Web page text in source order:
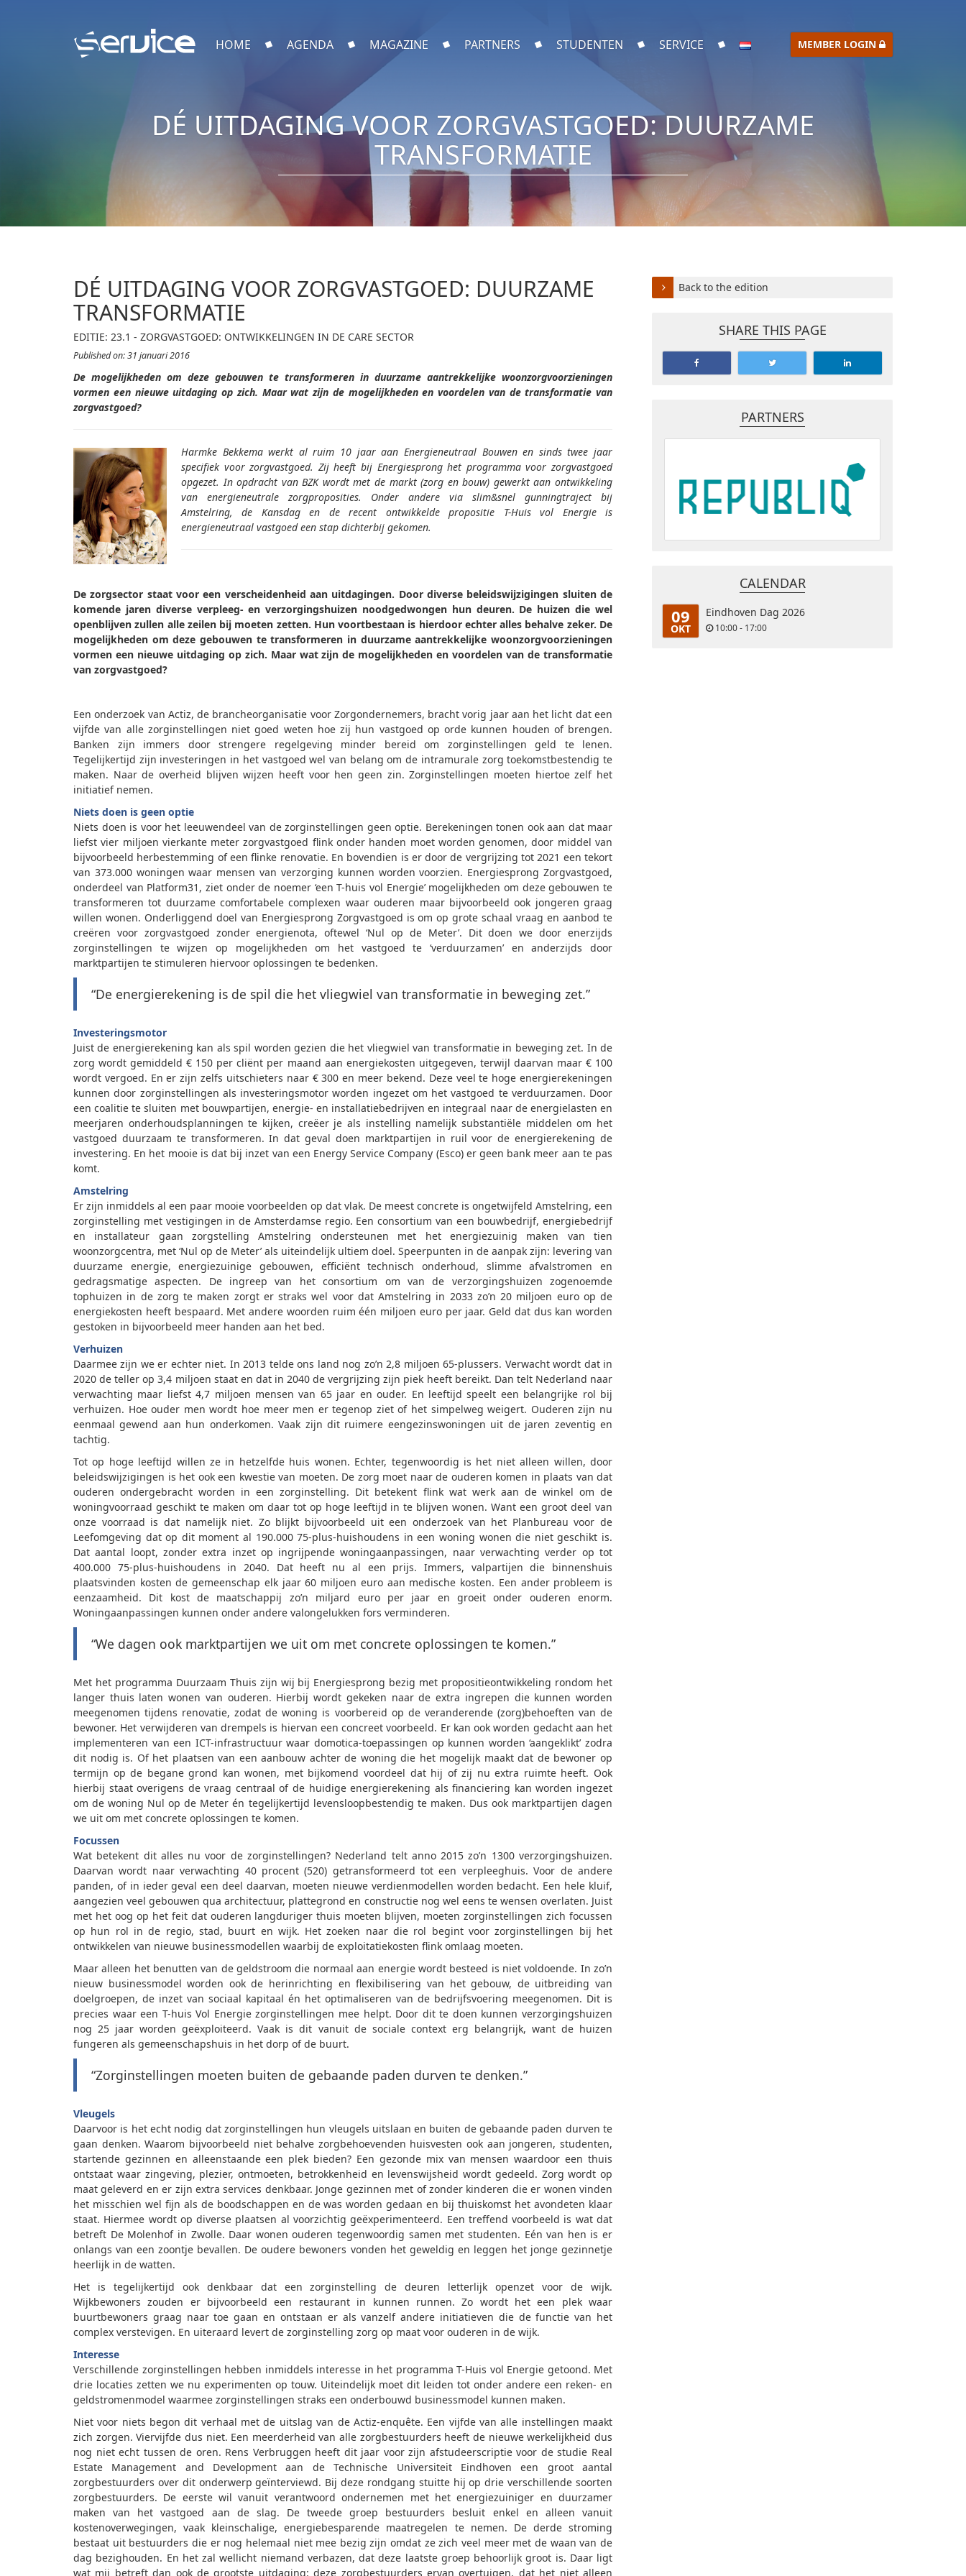
HOME AGENDA MAGAZINE PARTNERS STUDENTEN SERVICE MEMBER LOGIN
DÉ UITDAGING VOOR ZORGVASTGOED: DUURZAME
TRANSFORMATIE
DÉ UITDAGING VOOR ZORGVASTGOED: DUURZAME
TRANSFORMATIE
EDITIE: 23.1 - ZORGVASTGOED: ONTWIKKELINGEN IN DE CARE SECTOR
Published on: 31 januari 2016
De mogelijkheden om deze gebouwen te transformeren in duurzame aantrekkelijke woonzorgvoorzieningen
vormen een nieuwe uitdaging op zich. Maar wat zijn de mogelijkheden en voordelen van de transformatie van
zorgvastgoed?
Harmke Bekkema werkt al ruim 10 jaar aan Energieneutraal Bouwen en sinds twee jaar
specifiek voor zorgvastgoed. Zij heeft bij Energiesprong het programma voor zorgvastgoed
opgezet. In opdracht van BZK wordt met de markt (zorg en bouw) gewerkt aan ontwikkeling
van energieneutrale zorgproposities. Onder andere via slim&snel gunningtraject bij
Amstelring, de Kansdag en de recent ontwikkelde propositie T-Huis vol Energie is
energieneutraal vastgoed een stap dichterbij gekomen.
De zorgsector staat voor een verscheidenheid aan uitdagingen. Door diverse beleidswijzigingen sluiten de
komende jaren diverse verpleeg- en verzorgingshuizen noodgedwongen hun deuren. De huizen die wel
openblijven zullen alle zeilen bij moeten zetten. Hun voortbestaan is hierdoor echter alles behalve zeker. De
mogelijkheden om deze gebouwen te transformeren in duurzame aantrekkelijke woonzorgvoorzieningen
vormen een nieuwe uitdaging op zich. Maar wat zijn de mogelijkheden en voordelen van de transformatie
van zorgvastgoed?
Een onderzoek van Actiz, de brancheorganisatie voor Zorgondernemers, bracht vorig jaar aan het licht dat een
vijfde van alle zorginstellingen niet goed weten hoe zij hun vastgoed op orde kunnen houden of brengen.
Banken zijn immers door strengere regelgeving minder bereid om zorginstellingen geld te lenen.
Tegelijkertijd zijn investeringen in het vastgoed wel van belang om de intramurale zorg toekomstbestendig te
maken. Naar de overheid blijven wijzen heeft voor hen geen zin. Zorginstellingen moeten hiertoe zelf het
initiatief nemen.
Niets doen is geen optie
Niets doen is voor het leeuwendeel van de zorginstellingen geen optie. Berekeningen tonen ook aan dat maar
liefst vier miljoen vierkante meter zorgvastgoed flink onder handen moet worden genomen, door middel van
bijvoorbeeld herbestemming of een flinke renovatie. En bovendien is er door de vergrijzing tot 2021 een tekort
van 373.000 woningen waar mensen van verzorging kunnen worden voorzien. Energiesprong Zorgvastgoed,
onderdeel van Platform31, ziet onder de noemer ‘een T-huis vol Energie’ mogelijkheden om deze gebouwen te
transformeren tot duurzame comfortabele complexen waar ouderen maar bijvoorbeeld ook jongeren graag
willen wonen. Onderliggend doel van Energiesprong Zorgvastgoed is om op grote schaal vraag en aanbod te
creëren voor zorgvastgoed zonder energienota, oftewel ‘Nul op de Meter’. Dit doen we door enerzijds
zorginstellingen te wijzen op mogelijkheden om het vastgoed te ‘verduurzamen’ en anderzijds door
marktpartijen te stimuleren hiervoor oplossingen te bedenken.
“De energierekening is de spil die het vliegwiel van transformatie in beweging zet.”
Investeringsmotor
Juist de energierekening kan als spil worden gezien die het vliegwiel van transformatie in beweging zet. In de
zorg wordt gemiddeld € 150 per cliënt per maand aan energiekosten uitgegeven, terwijl daarvan maar € 100
wordt vergoed. En er zijn zelfs uitschieters naar € 300 en meer bekend. Deze veel te hoge energierekeningen
kunnen door zorginstellingen als investeringsmotor worden ingezet om het vastgoed te verduurzamen. Door
een coalitie te sluiten met bouwpartijen, energie- en installatiebedrijven en integraal naar de energielasten en
meerjaren onderhoudsplanningen te kijken, creëer je als instelling namelijk substantiële middelen om het
vastgoed duurzaam te transformeren. In dat geval doen marktpartijen in ruil voor de energierekening de
investering. En het mooie is dat bij inzet van een Energy Service Company (Esco) er geen bank meer aan te pas
komt.
Amstelring
Er zijn inmiddels al een paar mooie voorbeelden op dat vlak. De meest concrete is ongetwijfeld Amstelring, een
zorginstelling met vestigingen in de Amsterdamse regio. Een consortium van een bouwbedrijf, energiebedrijf
en installateur gaan zorgstelling Amstelring ondersteunen met het energiezuinig maken van tien
woonzorgcentra, met ‘Nul op de Meter’ als uiteindelijk ultiem doel. Speerpunten in de aanpak zijn: levering van
duurzame energie, energiezuinige gebouwen, efficiënt technisch onderhoud, slimme afvalstromen en
gedragsmatige aspecten. De ingreep van het consortium om van de verzorgingshuizen zogenoemde
tophuizen in de zorg te maken zorgt er straks wel voor dat Amstelring in 2033 zo’n 20 miljoen euro op de
energiekosten heeft bespaard. Met andere woorden ruim één miljoen euro per jaar. Geld dat dus kan worden
gestoken in bijvoorbeeld meer handen aan het bed.
Verhuizen
Daarmee zijn we er echter niet. In 2013 telde ons land nog zo’n 2,8 miljoen 65-plussers. Verwacht wordt dat in
2020 de teller op 3,4 miljoen staat en dat in 2040 de vergrijzing zijn piek heeft bereikt. Dan telt Nederland naar
verwachting maar liefst 4,7 miljoen mensen van 65 jaar en ouder. En leeftijd speelt een belangrijke rol bij
verhuizen. Hoe ouder men wordt hoe meer men er tegenop ziet of het simpelweg weigert. Ouderen zijn nu
eenmaal gewend aan hun onderkomen. Vaak zijn dit ruimere eengezinswoningen uit de jaren zeventig en
tachtig.
Tot op hoge leeftijd willen ze in hetzelfde huis wonen. Echter, tegenwoordig is het niet alleen willen, door
beleidswijzigingen is het ook een kwestie van moeten. De zorg moet naar de ouderen komen in plaats van dat
ouderen ondergebracht worden in een zorginstelling. Dit betekent flink wat werk aan de winkel om de
woningvoorraad geschikt te maken om daar tot op hoge leeftijd in te blijven wonen. Want een groot deel van
onze voorraad is dat namelijk niet. Zo blijkt bijvoorbeeld uit een onderzoek van het Planbureau voor de
Leefomgeving dat op dit moment al 190.000 75-plus-huishoudens in een woning wonen die niet geschikt is.
Dat aantal loopt, zonder extra inzet op ingrijpende woningaanpassingen, naar verwachting verder op tot
400.000 75-plus-huishoudens in 2040. Dat heeft nu al een prijs. Immers, valpartijen die binnenshuis
plaatsvinden kosten de gemeenschap elk jaar 60 miljoen euro aan medische kosten. Een ander probleem is
eenzaamheid. Dit kost de maatschappij zo’n miljard euro per jaar en groeit onder ouderen enorm.
Woningaanpassingen kunnen onder andere valongelukken fors verminderen.
“We dagen ook marktpartijen we uit om met concrete oplossingen te komen.”
Met het programma Duurzaam Thuis zijn wij bij Energiesprong bezig met propositieontwikkeling rondom het
langer thuis laten wonen van ouderen. Hierbij wordt gekeken naar de extra ingrepen die kunnen worden
meegenomen tijdens renovatie, zodat de woning is voorbereid op de veranderende (zorg)behoeften van de
bewoner. Het verwijderen van drempels is hiervan een concreet voorbeeld. Er kan ook worden gedacht aan het
implementeren van een ICT-infrastructuur waar domotica-toepassingen op kunnen worden ‘aangeklikt’ zodra
dit nodig is. Of het plaatsen van een aanbouw achter de woning die het mogelijk maakt dat de bewoner op
termijn op de begane grond kan wonen, met bijkomend voordeel dat hij of zij nu extra ruimte heeft. Ook
hierbij staat overigens de vraag centraal of de huidige energierekening als financiering kan worden ingezet
om de woning Nul op de Meter én tegelijkertijd levensloopbestendig te maken. Dus ook marktpartijen dagen
we uit om met concrete oplossingen te komen.
Focussen
Wat betekent dit alles nu voor de zorginstellingen? Nederland telt anno 2015 zo’n 1300 verzorgingshuizen.
Daarvan wordt naar verwachting 40 procent (520) getransformeerd tot een verpleeghuis. Voor de andere
panden, of in ieder geval een deel daarvan, moeten nieuwe verdienmodellen worden bedacht. Een hele kluif,
aangezien veel gebouwen qua architectuur, plattegrond en constructie nog wel eens te wensen overlaten. Juist
met het oog op het feit dat ouderen langduriger thuis moeten blijven, moeten zorginstellingen zich focussen
op hun rol in de regio, stad, buurt en wijk. Het zoeken naar die rol begint voor zorginstellingen bij het
ontwikkelen van nieuwe businessmodellen waarbij de exploitatiekosten flink omlaag moeten.
Maar alleen het benutten van de geldstroom die normaal aan energie wordt besteed is niet voldoende. In zo’n
nieuw businessmodel worden ook de herinrichting en flexibilisering van het gebouw, de uitbreiding van
doelgroepen, de inzet van sociaal kapitaal én het optimaliseren van de bedrijfsvoering meegenomen. Dit is
precies waar een T-huis Vol Energie zorginstellingen mee helpt. Door dit te doen kunnen verzorgingshuizen
nog 25 jaar worden geëxploiteerd. Vaak is dit vanuit de sociale context erg belangrijk, want de huizen
fungeren als gemeenschapshuis in het dorp of de buurt.
“Zorginstellingen moeten buiten de gebaande paden durven te denken.”
Vleugels
Daarvoor is het echt nodig dat zorginstellingen hun vleugels uitslaan en buiten de gebaande paden durven te
gaan denken. Waarom bijvoorbeeld niet behalve zorgbehoevenden huisvesten ook aan jongeren, studenten,
startende gezinnen en alleenstaande een plek bieden? Een gezonde mix van mensen waardoor een thuis
ontstaat waar zingeving, plezier, ontmoeten, betrokkenheid en levenswijsheid wordt gedeeld. Zorg wordt op
maat geleverd en er zijn extra services denkbaar. Jonge gezinnen met of zonder kinderen die er wonen vinden
het misschien wel fijn als de boodschappen en de was worden gedaan en bij thuiskomst het avondeten klaar
staat. Hiermee wordt op diverse plaatsen al voorzichtig geëxperimenteerd. Een treffend voorbeeld is wat dat
betreft De Molenhof in Zwolle. Daar wonen ouderen tegenwoordig samen met studenten. Eén van hen is er
onlangs van een zoontje bevallen. De oudere bewoners vonden het geweldig en leggen het jonge gezinnetje
heerlijk in de watten.
Het is tegelijkertijd ook denkbaar dat een zorginstelling de deuren letterlijk openzet voor de wijk.
Wijkbewoners zouden er bijvoorbeeld een restaurant in kunnen runnen. Zo wordt het een plek waar
buurtbewoners graag naar toe gaan en ontstaan er als vanzelf andere initiatieven die de functie van het
complex verstevigen. En uiteraard levert de zorginstelling zorg op maat voor ouderen in de wijk.
Interesse
Verschillende zorginstellingen hebben inmiddels interesse in het programma T-Huis vol Energie getoond. Met
drie locaties zetten we nu experimenten op touw. Uiteindelijk moet dit leiden tot onder andere een reken- en
geldstromenmodel waarmee zorginstellingen straks een onderbouwd businessmodel kunnen maken.
Niet voor niets begon dit verhaal met de uitslag van de Actiz-enquête. Een vijfde van alle instellingen maakt
zich zorgen. Viervijfde dus niet. Een meerderheid van alle zorgbestuurders heeft de nieuwe werkelijkheid dus
nog niet echt tussen de oren. Rens Verbruggen heeft dit jaar voor zijn afstudeerscriptie voor de studie Real
Estate Management and Development aan de Technische Universiteit Eindhoven een groot aantal
zorgbestuurders over dit onderwerp geïnterviewd. Bij deze rondgang stuitte hij op drie verschillende soorten
zorgbestuurders. De eerste wil vanuit verantwoord ondernemen met het energiezuiniger en duurzamer
maken van het vastgoed aan de slag. De tweede groep bestuurders besluit enkel en alleen vanuit
kostenoverwegingen, vaak kleinschalige, energiebesparende maatregelen te nemen. De derde stroming
bestaat uit bestuurders die er nog helemaal niet mee bezig zijn omdat ze zich veel meer met de waan van de
dag bezighouden. En het zal wellicht niemand verbazen, dat deze laatste groep behoorlijk groot is. Daar ligt
wat mij betreft dan ook de grootste uitdaging: deze zorgbestuurders ervan overtuigen, dat het niet alleen
Back to the edition
SHARE THIS PAGE
PARTNERS
CALENDAR
09
OKT
Eindhoven Dag 2026
10:00 - 17:00